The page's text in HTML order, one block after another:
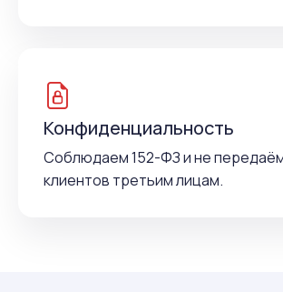
Конфиденциальность
Соблюдаем 152-ФЗ и не
клиентов третьим лицам.